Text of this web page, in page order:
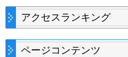
アクセスランキング
ページコンテンツ